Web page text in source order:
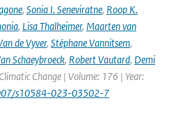
, Sonia I. Seneviratne, Roop K.
, Lisa Thalheimer, Maarten van
de Vyver, Stéphane Vannitsem,
Schaeybroeck, Robert Vautard, Demi
Change | Volume: 176 | Year:
s10584-023-03502-7